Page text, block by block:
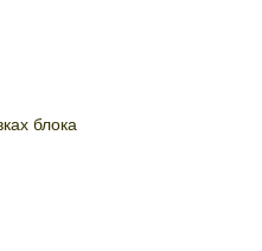
блока